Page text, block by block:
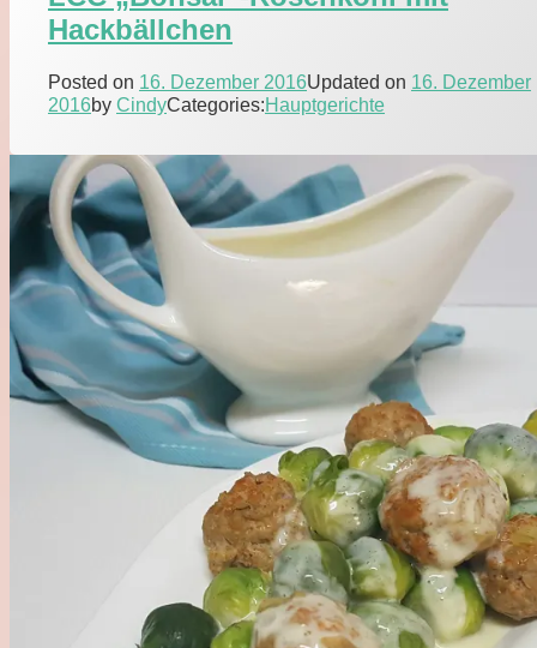
Hackbällchen
Posted on 16. Dezember 2016Updated on 16. Dezember
2016by CindyCategories:Hauptgerichte